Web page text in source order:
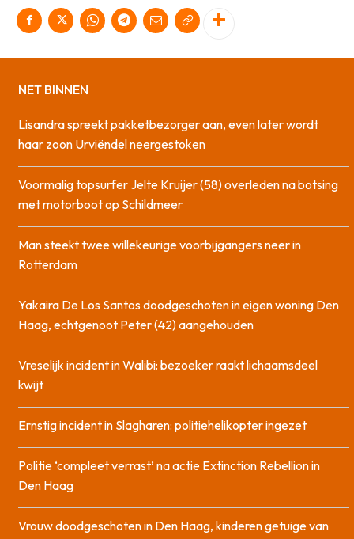
NET BINNEN
Lisandra spreekt pakketbezorger aan, even later wordt
haar zoon Urviëndel neergestoken
Voormalig topsurfer Jelte Kruijer (58) overleden na botsing
met motorboot op Schildmeer
Man steekt twee willekeurige voorbijgangers neer in
Rotterdam
Yakaira De Los Santos doodgeschoten in eigen woning Den
Haag, echtgenoot Peter (42) aangehouden
Vreselijk incident in Walibi: bezoeker raakt lichaamsdeel
kwijt
Ernstig incident in Slagharen: politiehelikopter ingezet
Politie ‘compleet verrast’ na actie Extinction Rebellion in
Den Haag
Vrouw doodgeschoten in Den Haag, kinderen getuige van